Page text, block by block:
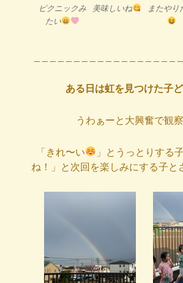
ピクニックみ
たい
美味しいね またやり
ある日は虹を見つけた子
うわぁーと大興奮で観察
「きれ〜い
」とうっとりする
ね！」と次回を楽しみにする子と